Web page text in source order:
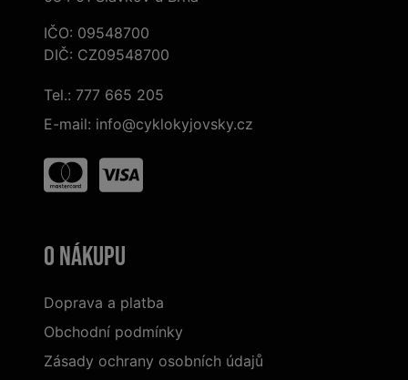
IČO: 09548700
DIČ: CZ09548700
Tel.: 777 665 205
E-mail: info@cyklokyjovsky.cz
O nákupu
Doprava a platba
Obchodní podmínky
Zásady ochrany osobních údajů